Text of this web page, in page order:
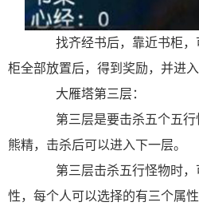
找齐经书后，靠近书柜，
柜全部放置后，得到奖励，并进入
大雁塔第三层：
第三层是要击杀五个五行
熊精，击杀后可以进入下一层。
第三层击杀五行怪物时，
性，每个人可以选择的有三个属